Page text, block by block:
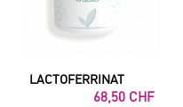
LACTOFERRINAT
68,50 CHF